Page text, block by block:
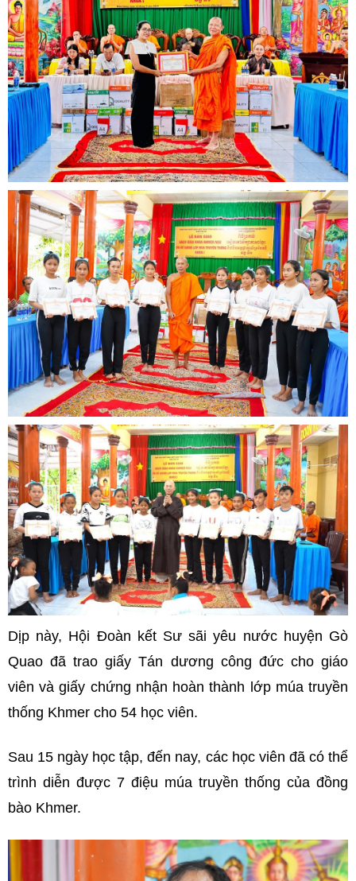
Dịp này, Hội Đoàn kết Sư sãi yêu nước huyện Gò
Quao đã trao giấy Tán dương công đức cho giáo
viên và giấy chứng nhận hoàn thành lớp múa truyền
thống Khmer cho 54 học viên.
Sau 15 ngày học tập, đến nay, các học viên đã có thể
trình diễn được 7 điệu múa truyền thống của đồng
bào Khmer.